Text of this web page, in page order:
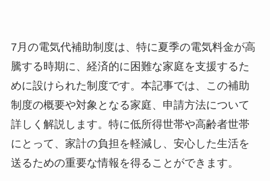
7月の電気代補助制度は、特に夏季の電気料金が高
騰する時期に、経済的に困難な家庭を支援するた
めに設けられた制度です。本記事では、この補助
制度の概要や対象となる家庭、申請方法について
詳しく解説します。特に低所得世帯や高齢者世帯
にとって、家計の負担を軽減し、安心した生活を
送るための重要な情報を得ることができます。